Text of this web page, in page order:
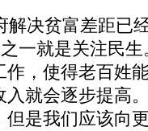
决贫富差距已
一就是关注民
，使得老百姓
就会逐步提高
但是我们应该向